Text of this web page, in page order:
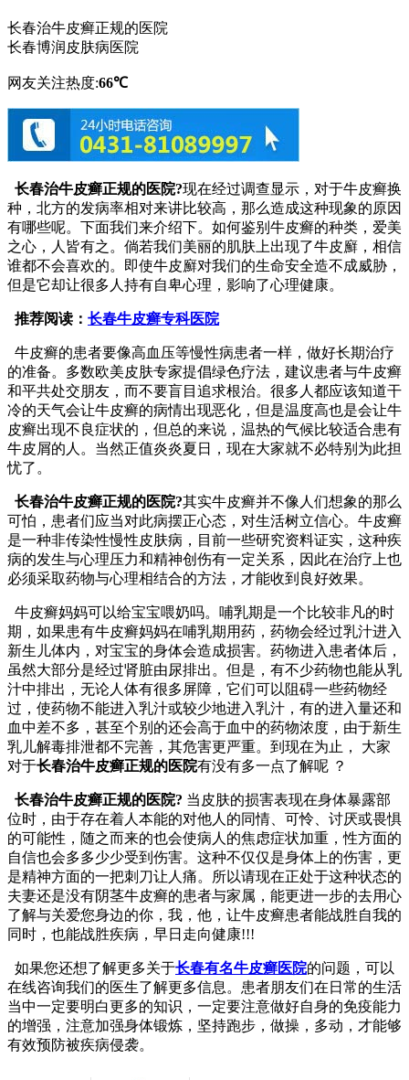
长春治牛皮癣正规的医院
长春博润皮肤病医院
网友关注热度:66℃
长春治牛皮癣正规的医院?现在经过调查显示，对于牛皮癣换
种，北方的发病率相对来讲比较高，那么造成这种现象的原因
有哪些呢。下面我们来介绍下。如何鉴别牛皮癣的种类，爱美
之心，人皆有之。倘若我们美丽的肌肤上出现了牛皮廯，相信
谁都不会喜欢的。即使牛皮廯对我们的生命安全造不成威胁，
但是它却让很多人持有自卑心理，影响了心理健康。
推荐阅读： 长春牛皮癣专科医院
牛皮癣的患者要像高血压等慢性病患者一样，做好长期治疗
的准备。多数欧美皮肤专家提倡绿色疗法，建议患者与牛皮癣
和平共处交朋友，而不要盲目追求根治。很多人都应该知道干
冷的天气会让牛皮癣的病情出现恶化，但是温度高也是会让牛
皮癣出现不良症状的，但总的来说，温热的气候比较适合患有
牛皮屑的人。当然正值炎炎夏日，现在大家就不必特别为此担
忧了。
长春治牛皮癣正规的医院?其实牛皮癣并不像人们想象的那么
可怕，患者们应当对此病摆正心态，对生活树立信心。牛皮癣
是一种非传染性慢性皮肤病，目前一些研究资料证实，这种疾
病的发生与心理压力和精神创伤有一定关系，因此在治疗上也
必须采取药物与心理相结合的方法，才能收到良好效果。
牛皮癣妈妈可以给宝宝喂奶吗。哺乳期是一个比较非凡的时
期，如果患有牛皮癣妈妈在哺乳期用药，药物会经过乳汁进入
新生儿体内，对宝宝的身体会造成损害。药物进入患者体后，
虽然大部分是经过肾脏由尿排出。但是，有不少药物也能从乳
汁中排出，无论人体有很多屏障，它们可以阻碍一些药物经
过，使药物不能进入乳汁或较少地进入乳汁，有的进入量还和
血中差不多，甚至个别的还会高于血中的药物浓度，由于新生
乳儿解毒排泄都不完善，其危害更严重。到现在为止， 大家
对于长春治牛皮癣正规的医院有没有多一点了解呢 ？
长春治牛皮癣正规的医院? 当皮肤的损害表现在身体暴露部
位时，由于存在着人本能的对他人的同情、可怜、讨厌或畏惧
的可能性，随之而来的也会使病人的焦虑症状加重，性方面的
自信也会多多少少受到伤害。这种不仅仅是身体上的伤害，更
是精神方面的一把刺刀让人痛。所以请现在正处于这种状态的
夫妻还是没有阴茎牛皮癣的患者与家属，能更进一步的去用心
了解与关爱您身边的你，我，他，让牛皮癣患者能战胜自我的
同时，也能战胜疾病，早日走向健康!!!
如果您还想了解更多关于长春有名牛皮癣医院的问题，可以
在线咨询我们的医生了解更多信息。患者朋友们在日常的生活
当中一定要明白更多的知识，一定要注意做好自身的免疫能力
的增强，注意加强身体锻炼，坚持跑步，做操，多动，才能够
有效预防被疾病侵袭。